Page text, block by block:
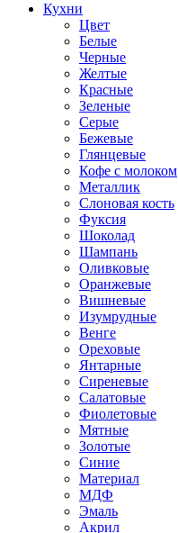
Кухни
Цвет
Белые
Черные
Желтые
Красные
Зеленые
Серые
Бежевые
Глянцевые
Кофе с молоком
Металлик
Слоновая кость
Фуксия
Шоколад
Шампань
Оливковые
Оранжевые
Вишневые
Изумрудные
Венге
Ореховые
Янтарные
Сиреневые
Салатовые
Фиолетовые
Мятные
Золотые
Синие
Материал
МДФ
Эмаль
Акрил